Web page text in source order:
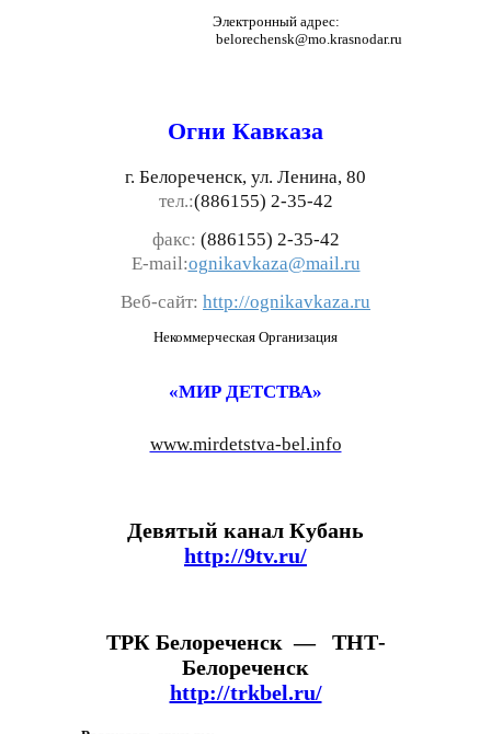
Электронный адрес:
belorechensk@mo.krasnodar.ru
Огни Кавказа
г. Белореченск, ул. Ленина, 80
тел.:(886155) 2-35-42
факс: (886155) 2-35-42
E-mail:ognikavkaza@mail.ru
Веб-сайт: http://ognikavkaza.ru
Некоммерческая Организация
«МИР ДЕТСТВА»
www.mirdetstva-bel.info
Девятый канал Кубань
http://9tv.ru/
ТРК Белореченск — ТНТ-
Белореченск
http://trkbel.ru/